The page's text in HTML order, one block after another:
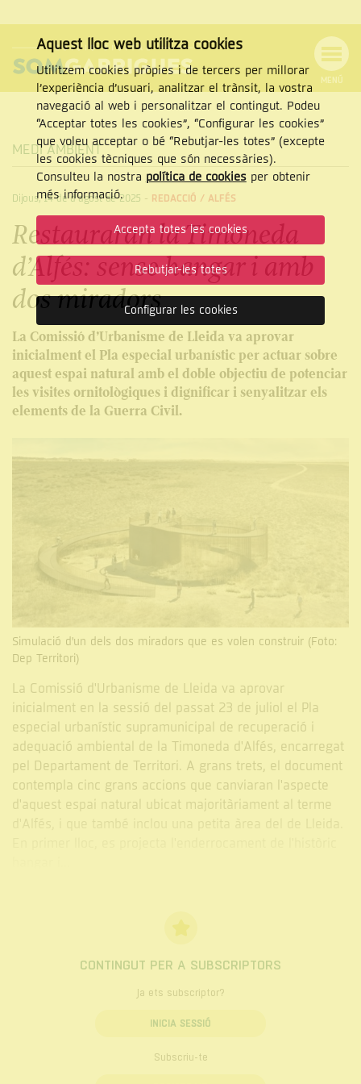
NAVEGACIÓ
MENÚ
Cercar
CERCAR
MEDI AMBIENT
Dijous, 14 de d’agost de 2025 - REDACCIÓ /ALFÉS
Restauraran la Timoneda
d’Alfés: sense hangar i amb
dos miradors
La Comissió d’Urbanisme de Lleida va aprovar
inicialment el Pla especial urbanístic per actuar sobre
aquest espai natural amb el doble objectiu de potenciar
les visites ornitològiques i dignificar i senyalitzar els
elements de la Guerra Civil.
Simulació d'un dels dos miradors que es volen construir (Foto:
Dep Territori)
La Comissió d'Urbanisme de Lleida va aprovar
inicialment en la sessió del passat 23 de juliol el Pla
especial urbanístic supramunicipal de recuperació i
adequació ambiental de la Timoneda d'Alfés, encarregat
pel Departament de Territori. A grans trets, el document
contempla cinc grans accions que canviaran l'aspecte
d'aquest espai natural ubicat majoritàriament al terme
d'Alfés, i que també inclou una petita àrea del de Lleida.
CONTINGUT PER A SUBSCRIPTORS
Ja ets subscriptor?
INICIA SESSIÓ
Subscriu-te
Aquest lloc web utilitza cookies
Utilitzem cookies pròpies i de tercers per millorar
l’experiència d’usuari, analitzar el trànsit, la vostra
navegació al web i personalitzar el contingut. Podeu
“Acceptar totes les cookies”, “Configurar les cookies”
que voleu acceptar o bé “Rebutjar-les totes” (excepte
les cookies tècniques que són necessàries).
Consulteu la nostra política de cookiesper obtenir
més informació.
Accepta totes les cookies
Rebutjar-les totes
Configurar les cookies